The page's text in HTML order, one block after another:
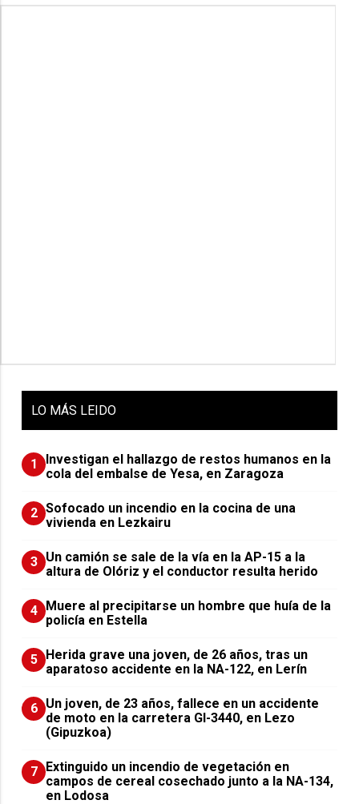
LO MÁS LEIDO
1
Investigan el hallazgo de restos humanos en la
cola del embalse de Yesa, en Zaragoza
2 Sofocado un incendio en la cocina de una
vivienda en Lezkairu
3 Un camión se sale de la vía en la AP-15 a la
altura de Olóriz y el conductor resulta herido
4 Muere al precipitarse un hombre que huía de la
policía en Estella
5 Herida grave una joven, de 26 años, tras un
aparatoso accidente en la NA-122, en Lerín
6 Un joven, de 23 años, fallece en un accidente
de moto en la carretera GI-3440, en Lezo
(Gipuzkoa)
7 Extinguido un incendio de vegetación en
campos de cereal cosechado junto a la NA-134,
en Lodosa